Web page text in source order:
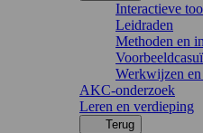
Interactieve
Leidraden
Methoden en
Werkwijzen
AKC-onderzoek
Leren en verdieping
Terug